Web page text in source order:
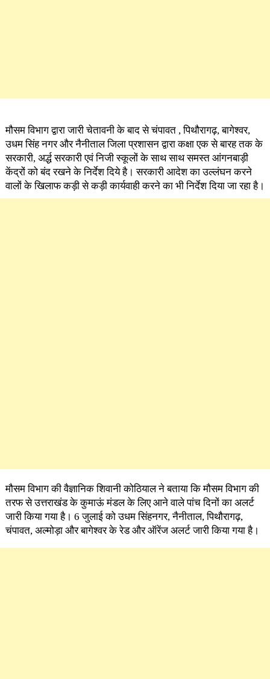
मौसम विभाग द्वारा जारी चेतावनी के बाद से चंपावत , पिथौरागढ़, बागेश्वर,
उधम सिंह नगर और नैनीताल जिला प्रशासन द्वारा कक्षा एक से बारह तक के
सरकारी, अर्द्ध सरकारी एवं निजी स्कूलों के साथ साथ समस्त आंगनबाड़ी
केंद्रों को बंद रखने के निर्देश दिये है। सरकारी आदेश का उल्लंघन करने
वालों के खिलाफ कड़ी से कड़ी कार्यवाही करने का भी निर्देश दिया जा रहा है।
मौसम विभाग की वैज्ञानिक शिवानी कोठियाल ने बताया कि मौसम विभाग की
तरफ से उत्तराखंड के कुमाऊं मंडल के लिए आने वाले पांच दिनों का अलर्ट
जारी किया गया है। 6 जुलाई को उधम सिंहनगर, नैनीताल, पिथौरागढ़,
चंपावत, अल्मोड़ा और बागेश्वर के रेड और ऑरेंज अलर्ट जारी किया गया है।